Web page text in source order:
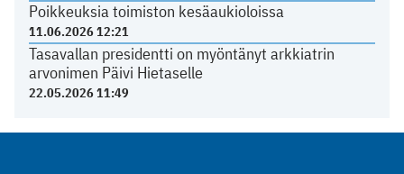
Poikkeuksia toimiston kesäaukioloissa
11.06.2026 12:21
Tasavallan presidentti on myöntänyt arkkiatrin
arvonimen Päivi Hietaselle
22.05.2026 11:49